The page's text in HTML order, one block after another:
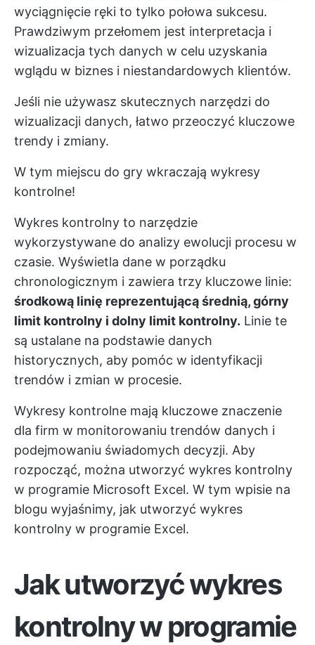
wyciągnięcie ręki to tylko połowa sukcesu.
Prawdziwym przełomem jest interpretacja i
wizualizacja tych danych w celu uzyskania
wglądu w biznes i niestandardowych klientów.
Jeśli nie używasz skutecznych narzędzi do
wizualizacji danych, łatwo przeoczyć kluczowe
trendy i zmiany.
W tym miejscu do gry wkraczają wykresy
kontrolne!
Wykres kontrolny to narzędzie
wykorzystywane do analizy ewolucji procesu w
czasie. Wyświetla dane w porządku
chronologicznym i zawiera trzy kluczowe linie:
środkową linię reprezentującą średnią, górny
limit kontrolny i dolny limit kontrolny. Linie te
są ustalane na podstawie danych
historycznych, aby pomóc w identyfikacji
trendów i zmian w procesie.
Wykresy kontrolne mają kluczowe znaczenie
dla firm w monitorowaniu trendów danych i
podejmowaniu świadomych decyzji. Aby
rozpocząć, można utworzyć wykres kontrolny
w programie Microsoft Excel. W tym wpisie na
blogu wyjaśnimy, jak utworzyć wykres
kontrolny w programie Excel.
Jak utworzyć wykres
kontrolny w programie